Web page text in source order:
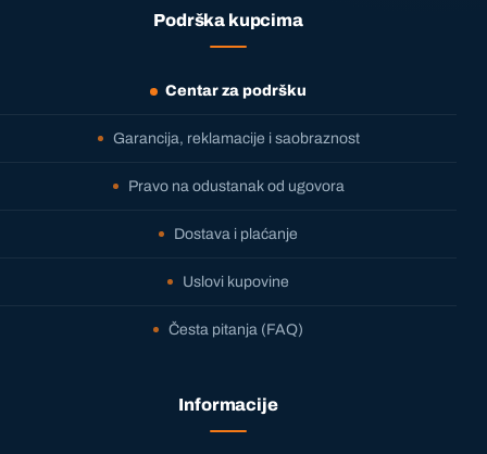
Podrška kupcima
Centar za podršku
Garancija, reklamacije i saobraznost
Pravo na odustanak od ugovora
Dostava i plaćanje
Uslovi kupovine
Česta pitanja (FAQ)
Informacije